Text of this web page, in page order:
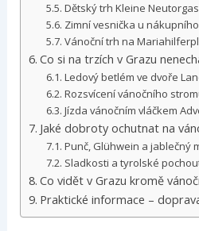
Dětský trh Kleine
Zimní vesnička u
Vánoční trh na
Co si na trzích v Grazu
Ledový betlém ve dvoře
Rozsvícení vánočního
Jízda vánočním vláčkem
Jaké dobroty ochutnat na
Punč, Glühwein a jablečný
Sladkosti a tyrolské
Co vidět v Grazu kromě
Praktické informace –